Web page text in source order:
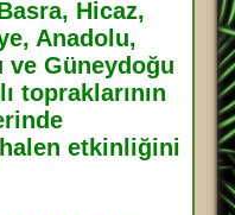
Hicaz,
Anadolu,
ve Güneydoğu
topraklarının
etkinliğini